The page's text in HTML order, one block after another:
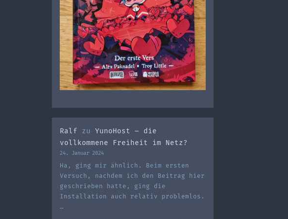
Ralf zu YunoHost – die
vollkommene Freiheit im Netz?
24. Januar 2024
Ha, ging mir ähnlich. Beim ersten
Versuch, nachdem ich den Beitrag hier
geschrieben hatte, ging die
Installation auch relativ problemlos.
…